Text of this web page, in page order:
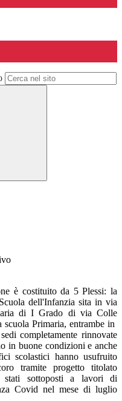
è costituito da 5 Plessi: la
dell'Infanzia sita in via
di I Grado di via Colle
Primaria, entrambe in
completamente rinnovate
in buone condizioni e anche
scolastici hanno usufruito
tramite progetto titolato
sottoposti a lavori di
Covid nel mese di luglio